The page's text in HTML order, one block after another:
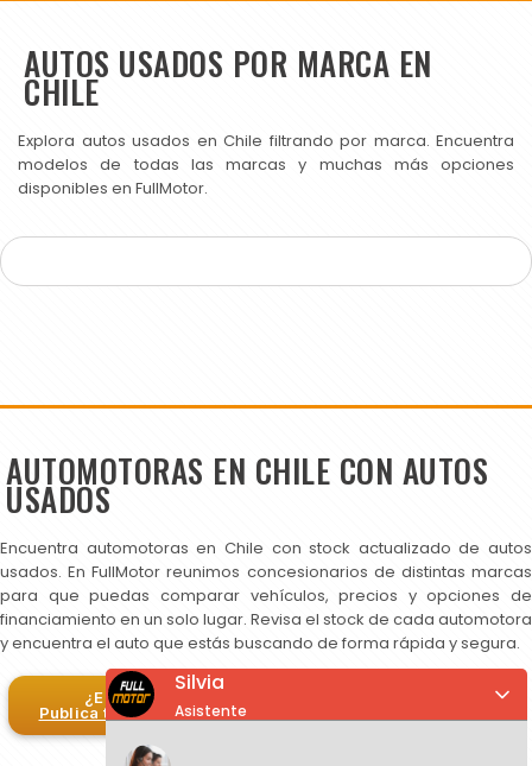
AUTOS USADOS POR MARCA EN
CHILE
Explora autos usados en Chile filtrando por marca. Encuentra
modelos de todas las marcas y muchas más opciones
disponibles en FullMotor.
AUTOMOTORAS EN CHILE CON AUTOS
USADOS
Encuentra automotoras en Chile con stock actualizado de autos
usados. En FullMotor reunimos concesionarios de distintas marcas
para que puedas comparar vehículos, precios y opciones de
financiamiento en un solo lugar. Revisa el stock de cada automotora
y encuentra el auto que estás buscando de forma rápida y segura.
¿Eres automotora?
Publica tus autos en FullMotor
Silvia
Asistente